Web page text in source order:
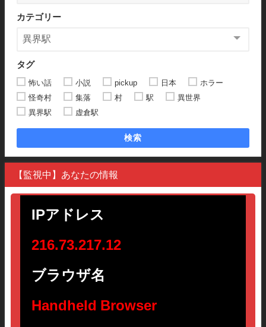
カテゴリー
タグ
怖い話 小説 pickup 日本
ホラー
怪奇村
集落 村 駅
異世界
異界駅
虚倉駅
検索
【監視中】あなたの情報
IPアドレス
216.73.217.12
ブラウザ名
Handheld Browser